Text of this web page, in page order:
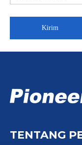
Kirim
TENTANG